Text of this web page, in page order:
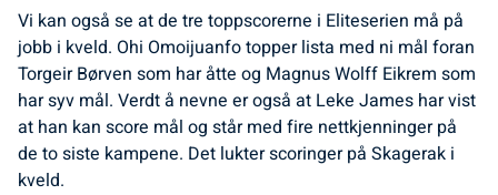
Vi kan også se at de tre toppscorerne i Eliteserien må på
jobb i kveld. Ohi Omoijuanfo topper lista med ni mål foran
Torgeir Børven som har åtte og Magnus Wolff Eikrem som
har syv mål. Verdt å nevne er også at Leke James har vist
at han kan score mål og står med fire nettkjenninger på
de to siste kampene. Det lukter scoringer på Skagerak i
kveld.